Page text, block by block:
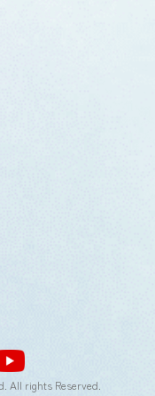
All rights Reserved.